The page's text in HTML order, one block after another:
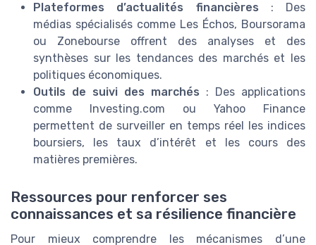
Plateformes d’actualités financières : Des
médias spécialisés comme Les Échos, Boursorama
ou Zonebourse offrent des analyses et des
synthèses sur les tendances des marchés et les
politiques économiques.
Outils de suivi des marchés : Des applications
comme Investing.com ou Yahoo Finance
permettent de surveiller en temps réel les indices
boursiers, les taux d’intérêt et les cours des
matières premières.
Ressources pour renforcer ses
connaissances et sa résilience financière
Pour mieux comprendre les mécanismes d’une